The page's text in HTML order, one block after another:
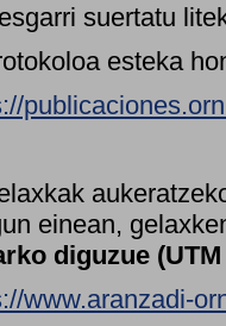
suertatu
esteka
einean,
diguzue
www.aranzadi-